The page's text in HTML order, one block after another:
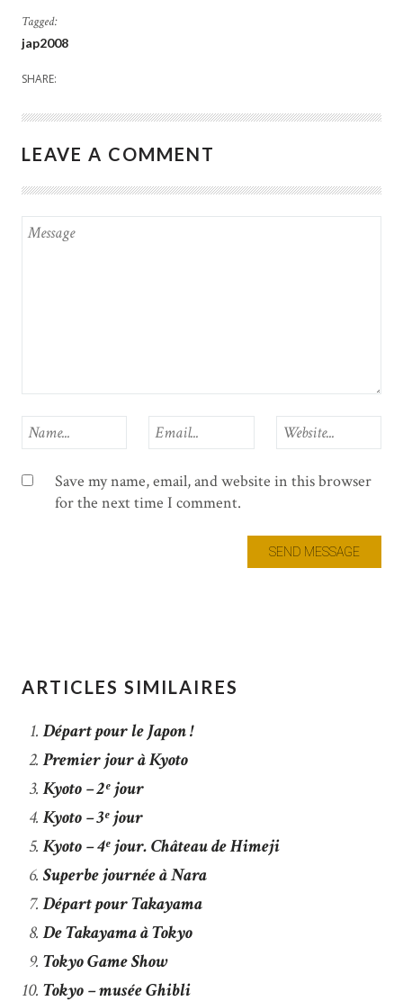
Tagged:
jap2008
SHARE:
LEAVE A COMMENT
Save my name, email, and website in this browser
for the next time I comment.
ARTICLES SIMILAIRES
Départ pour le Japon !
Premier jour à Kyoto
Kyoto – 2ᵉ jour
Kyoto – 3ᵉ jour
Kyoto – 4ᵉ jour. Château de Himeji
Superbe journée à Nara
Départ pour Takayama
De Takayama à Tokyo
Tokyo Game Show
Tokyo – musée Ghibli